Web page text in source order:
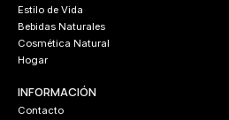
Estilo de Vida
Bebidas Naturales
Cosmética Natural
Hogar
INFORMACIÓN
Contacto